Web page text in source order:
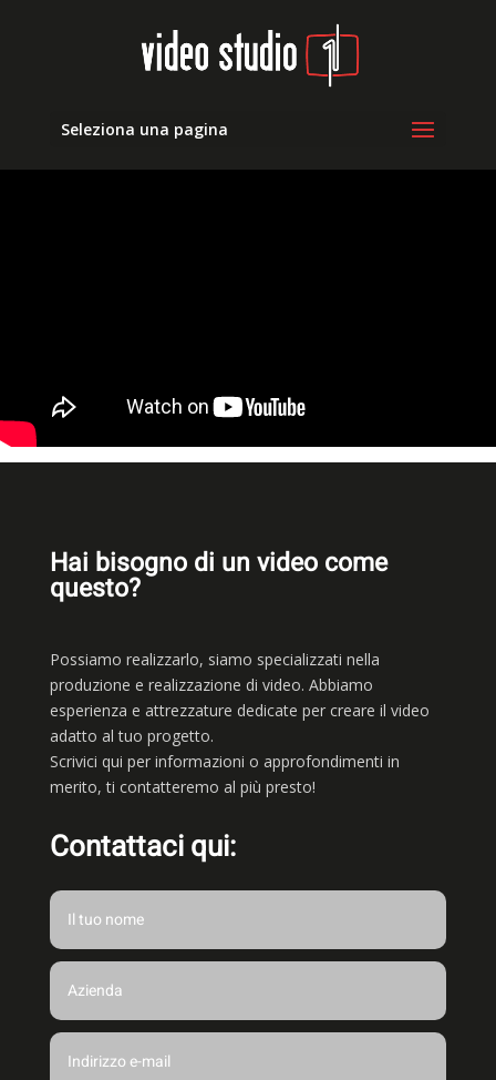
Seleziona una pagina
Hai bisogno di un video come
questo?
Possiamo realizzarlo, siamo specializzati nella
produzione e realizzazione di video. Abbiamo
esperienza e attrezzature dedicate per creare il video
adatto al tuo progetto.
Scrivici qui per informazioni o approfondimenti in
merito, ti contatteremo al più presto!
Contattaci qui: